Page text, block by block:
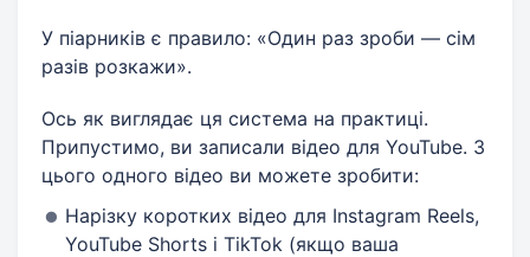
У піарників є правило: «Один раз зроби — сім
разів розкажи».
Ось як виглядає ця система на практиці.
Припустимо, ви записали відео для YouTube. З
цього одного відео ви можете зробити:
Нарізку коротких відео для Instagram Reels,
YouTube Shorts і TikTok (якщо ваша